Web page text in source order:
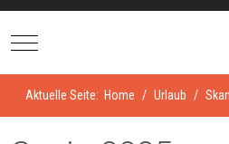
Mobile Menu Toggle
Aktuelle Seite: Home Urlaub